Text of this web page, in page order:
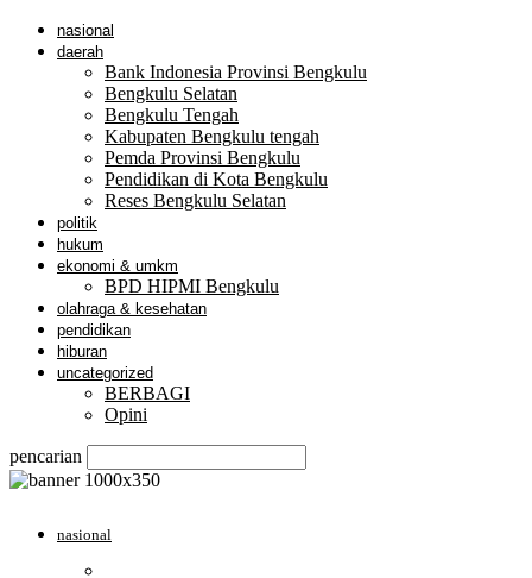
nasional
daerah
Bank Indonesia Provinsi Bengkulu
Bengkulu Selatan
Bengkulu Tengah
Kabupaten Bengkulu tengah
Pemda Provinsi Bengkulu
Pendidikan di Kota Bengkulu
Reses Bengkulu Selatan
politik
hukum
ekonomi & umkm
BPD HIPMI Bengkulu
olahraga & kesehatan
pendidikan
hiburan
uncategorized
BERBAGI
Opini
pencarian
nasional